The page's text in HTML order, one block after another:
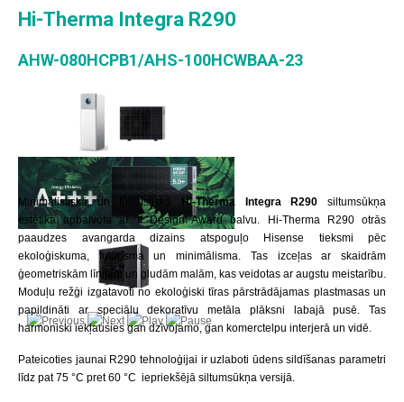
Hi-Therma Integra R290
AHW-080HCPB1/AHS-100HCWBAA-23
Minimālistiskā un futūristiskā Hi-Therma Integra R290 siltumsūkņa
estētika apbalvota ar If Design Award balvu. Hi-Therma R290 otrās
paaudzes avangarda dizains atspoguļo Hisense tieksmi pēc
ekoloģiskuma, futūrisma un minimālisma. Tas izceļas ar skaidrām
ģeometriskām līnijām un gludām malām, kas veidotas ar augstu meistarību.
Moduļu režģi izgatavoti no ekoloģiski tīras pārstrādājamas plastmasas un
papildināti ar speciālu dekoratīvu metāla plāksni labajā pusē. Tas
harmoniski iekļausies gan dzīvojamo, gan komerctelpu interjerā un vidē.
Pateicoties jaunai R290 tehnoloģijai ir uzlaboti ūdens sildīšanas parametri
līdz pat 75 °C pret 60 °C iepriekšējā siltumsūkņa versijā.